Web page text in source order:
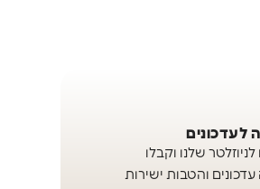
לעדכונים
שלנו וקבלו
והטבות ישירות